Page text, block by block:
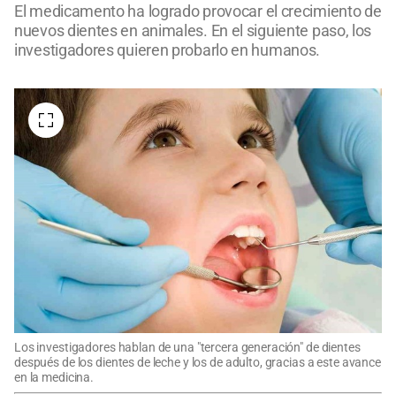
El medicamento ha logrado provocar el crecimiento de
nuevos dientes en animales. En el siguiente paso, los
investigadores quieren probarlo en humanos.
Los investigadores hablan de una "tercera generación" de dientes
después de los dientes de leche y los de adulto, gracias a este avance
en la medicina.